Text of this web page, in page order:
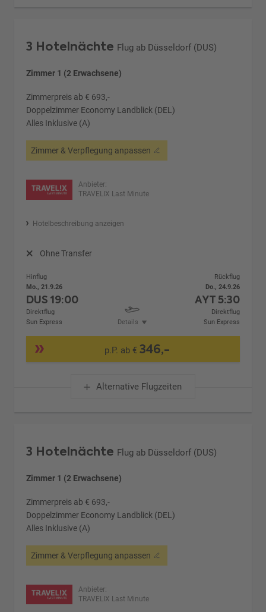
3 Hotelnächte Flug ab Düsseldorf (DUS)
Zimmer 1 (2 Erwachsene)
Zimmerpreis ab € 693,-
Doppelzimmer Economy Landblick (DEL)
Alles Inklusive (A)
Zimmer & Verpflegung anpassen
Anbieter:
TRAVELIX Last Minute
Hotelbeschreibung anzeigen
Ohne Transfer
Hinflug
Mo., 21.9.26
DUS19:00
Direktflug
Sun Express
Details
Rückflug
Do., 24.9.26
AYT5:30
Direktflug
Sun Express
p.P. ab €346,-
Alternative Flugzeiten
3 Hotelnächte Flug ab Düsseldorf (DUS)
Zimmer 1 (2 Erwachsene)
Zimmerpreis ab € 693,-
Doppelzimmer Economy Landblick (DEL)
Alles Inklusive (A)
Zimmer & Verpflegung anpassen
Anbieter:
TRAVELIX Last Minute